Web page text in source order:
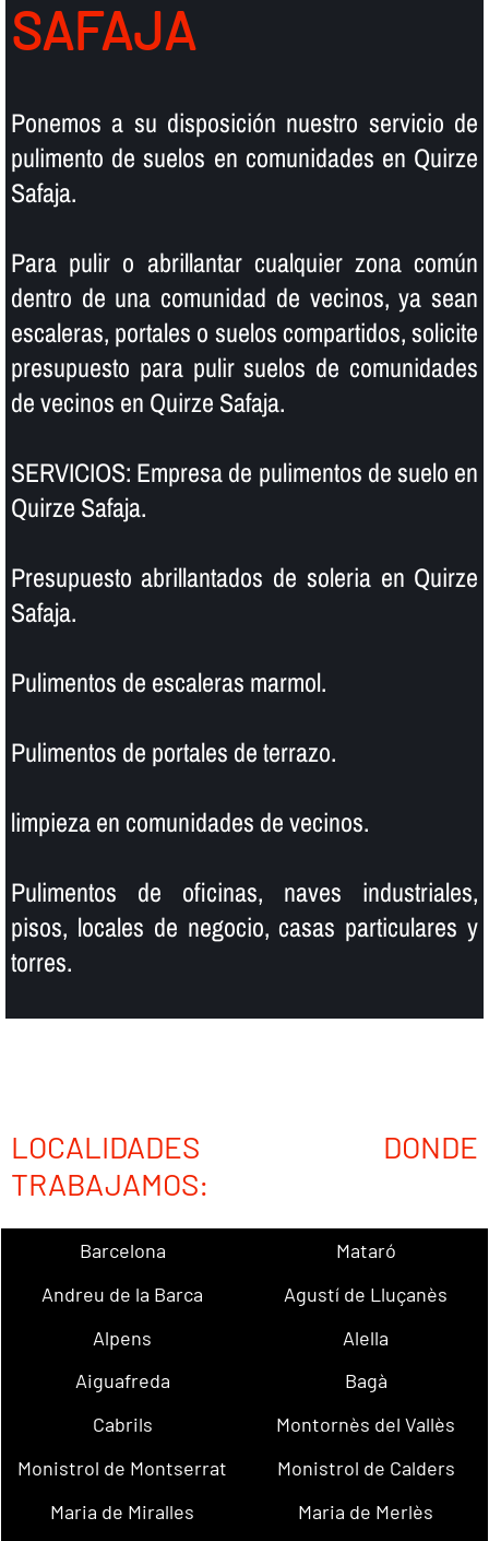
SAFAJA
Ponemos a su disposición nuestro servicio de
pulimento de suelos en comunidades en Quirze
Safaja.
Para pulir o abrillantar cualquier zona común
dentro de una comunidad de vecinos, ya sean
escaleras, portales o suelos compartidos, solicite
presupuesto para pulir suelos de comunidades
de vecinos en Quirze Safaja.
SERVICIOS: Empresa de pulimentos de suelo en
Quirze Safaja.
Presupuesto abrillantados de soleria en Quirze
Safaja.
Pulimentos de escaleras marmol.
Pulimentos de portales de terrazo.
limpieza en comunidades de vecinos.
Pulimentos de oficinas, naves industriales,
pisos, locales de negocio, casas particulares y
torres.
LOCALIDADES DONDE
TRABAJAMOS:
Barcelona
Mataró
Andreu de la Barca
Agustí de Lluçanès
Alpens
Alella
Aiguafreda
Bagà
Cabrils
Montornès del Vallès
Monistrol de Montserrat
Monistrol de Calders
Maria de Miralles
Maria de Merlès